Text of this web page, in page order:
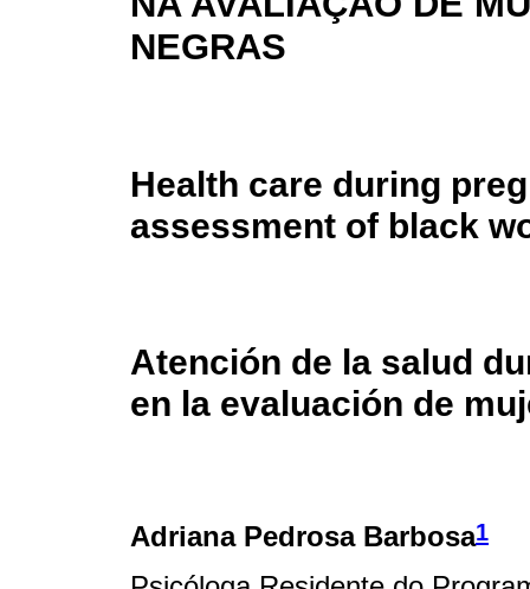
NEGRAS
Health care during
assessment of black
Atención de la salud
en la evaluación de
Adriana Pedrosa Barbosa1